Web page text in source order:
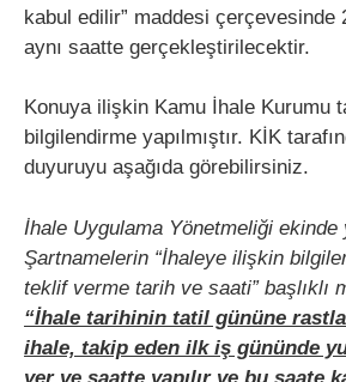
kabul edilir” maddesi çerçevesinde
aynı saatte gerçekleştirilecektir.
Konuya ilişkin Kamu İhale Kurumu
bilgilendirme yapılmıştır. KİK
duyuruyu aşağıda görebilirsiniz.
İhale Uygulama Yönetmeliği
Şartnamelerin “İhaleye ilişkin
teklif verme tarih ve saati” başlıklı
“İhale tarihinin tatil gününe
ihale, takip eden ilk iş gününde
yer ve saatte yapılır ve bu saate